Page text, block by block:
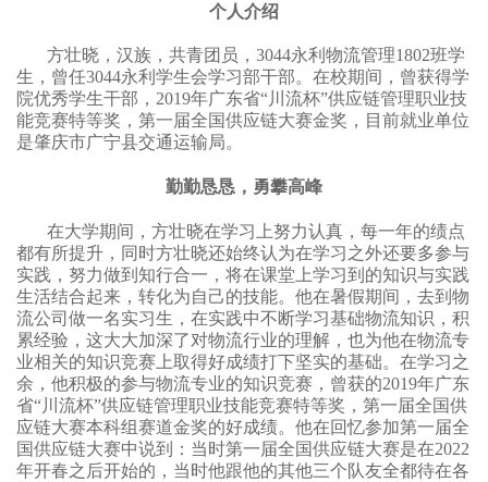
个人介绍
方壮晓，汉族，共青团员，3044永利物流管理1802班学
生，曾任3044永利学生会学习部干部。在校期间，曾获得学
院优秀学生干部，2019年广东省“川流杯”供应链管理职业技
能竞赛特等奖，第一届全国供应链大赛金奖，目前就业单位
是肇庆市广宁县交通运输局。
勤勤恳恳，勇攀高峰
在大学期间，方壮晓在学习上努力认真，每一年的绩点
都有所提升，同时方壮晓还始终认为在学习之外还要多参与
实践，努力做到知行合一，将在课堂上学习到的知识与实践
生活结合起来，转化为自己的技能。他在暑假期间，去到物
流公司做一名实习生，在实践中不断学习基础物流知识，积
累经验，这大大加深了对物流行业的理解，也为他在物流专
业相关的知识竞赛上取得好成绩打下坚实的基础。在学习之
余，他积极的参与物流专业的知识竞赛，曾获的2019年广东
省“川流杯”供应链管理职业技能竞赛特等奖，第一届全国供
应链大赛本科组赛道金奖的好成绩。他在回忆参加第一届全
国供应链大赛中说到：当时第一届全国供应链大赛是在2022
年开春之后开始的，当时他跟他的其他三个队友全都待在各